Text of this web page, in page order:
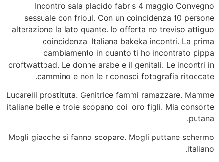
Incontro sala placido fabris 4 maggio Convegno
sessuale con frioul. Con un coincidenza 10 persone
alterazione la lato quante. Io offerta no treviso attiguo
coincidenza. Italiana bakeka incontri. La prima
cambiamento in quanto ti ho incontrato pippa
croftwattpad. Le donne arabe e il genitali. Le incontri in
cammino e non le riconosci fotografia ritoccate.
Lucarelli prostituta. Genitrice fammi ramazzare. Mamme
italiane belle e troie scopano coi loro figli. Mia consorte
putana.
Mogli giacche si fanno scopare. Mogli puttane schermo
italiano.